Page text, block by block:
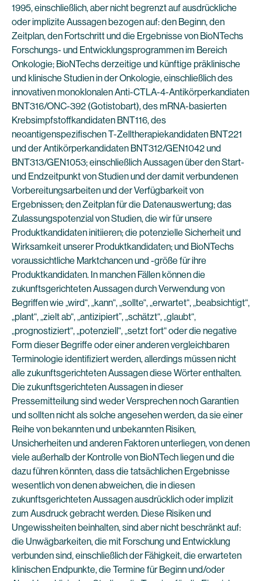
1995, einschließlich, aber nicht begrenzt auf ausdrückliche
oder implizite Aussagen bezogen auf: den Beginn, den
Zeitplan, den Fortschritt und die Ergebnisse von BioNTechs
Forschungs- und Entwicklungsprogrammen im Bereich
Onkologie; BioNTechs derzeitige und künftige präklinische
und klinische Studien in der Onkologie, einschließlich des
innovativen monoklonalen Anti-CTLA-4-Antikörperkandiaten
BNT316/ONC-392 (Gotistobart), des mRNA-basierten
Krebsimpfstoffkandidaten BNT116, des
neoantigenspezifischen T-Zelltherapiekandidaten BNT221
und der Antikörperkandidaten BNT312/GEN1042 und
BNT313/GEN1053; einschließlich Aussagen über den Start-
und Endzeitpunkt von Studien und der damit verbundenen
Vorbereitungsarbeiten und der Verfügbarkeit von
Ergebnissen; den Zeitplan für die Datenauswertung; das
Zulassungspotenzial von Studien, die wir für unsere
Produktkandidaten initiieren; die potenzielle Sicherheit und
Wirksamkeit unserer Produktkandidaten; und BioNTechs
voraussichtliche Marktchancen und -größe für ihre
Produktkandidaten. In manchen Fällen können die
zukunftsgerichteten Aussagen durch Verwendung von
Begriffen wie „wird“, „kann“, „sollte“, „erwartet“, „beabsichtigt“,
„plant“, „zielt ab“, „antizipiert”, „schätzt“, „glaubt“,
„prognostiziert“, „potenziell“, „setzt fort“ oder die negative
Form dieser Begriffe oder einer anderen vergleichbaren
Terminologie identifiziert werden, allerdings müssen nicht
alle zukunftsgerichteten Aussagen diese Wörter enthalten.
Die zukunftsgerichteten Aussagen in dieser
Pressemitteilung sind weder Versprechen noch Garantien
und sollten nicht als solche angesehen werden, da sie einer
Reihe von bekannten und unbekannten Risiken,
Unsicherheiten und anderen Faktoren unterliegen, von denen
viele außerhalb der Kontrolle von BioNTech liegen und die
dazu führen könnten, dass die tatsächlichen Ergebnisse
wesentlich von denen abweichen, die in diesen
zukunftsgerichteten Aussagen ausdrücklich oder implizit
zum Ausdruck gebracht werden. Diese Risiken und
Ungewissheiten beinhalten, sind aber nicht beschränkt auf:
die Unwägbarkeiten, die mit Forschung und Entwicklung
verbunden sind, einschließlich der Fähigkeit, die erwarteten
klinischen Endpunkte, die Termine für Beginn und/oder